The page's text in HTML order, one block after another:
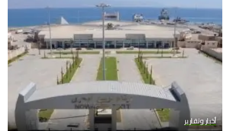
أخبار وتقارير